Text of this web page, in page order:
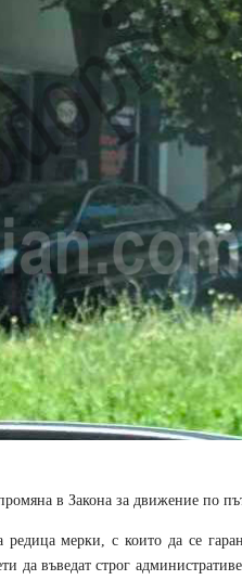
в Закона за движение по
мерки, с които да се
въведат строг